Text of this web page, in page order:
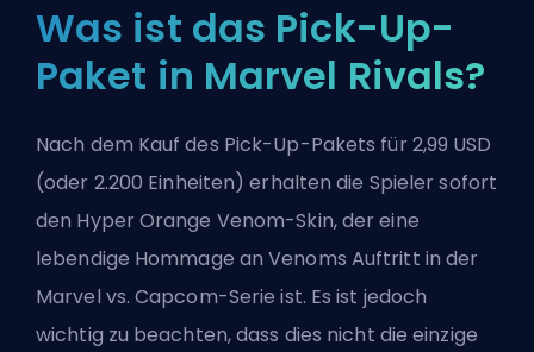
Was ist das Pick-Up-
Paket in Marvel Rivals?
Nach dem Kauf des Pick-Up-Pakets für 2,99 USD
(oder 2.200 Einheiten) erhalten die Spieler sofort
den Hyper Orange Venom-Skin, der eine
lebendige Hommage an Venoms Auftritt in der
Marvel vs. Capcom-Serie ist. Es ist jedoch
wichtig zu beachten, dass dies nicht die einzige